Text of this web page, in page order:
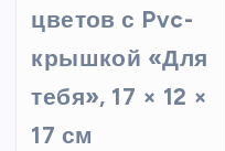
цветов с Pvc-
крышкой «Для
тебя», 17 × 12 ×
17 см